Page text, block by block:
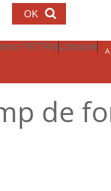
PETRALibrairie
de